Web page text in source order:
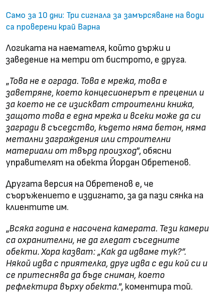
Само за 10 дни: Три сигнала за замърсяване на води
са проверени край Варна
Логиката на наемателя, който държи и
заведение на метри от бистрото, е друга.
„Това не е ограда. Това е мрежа, това е
заветряне, което концесионерът е преценил и
за което не се изискват строителни книжа,
защото това е една мрежа и всеки може да си
загради в съседство, където няма бетон, няма
метални заграждения или строителни
материали от твърд произход”, обясни
управителят на обекта Йордан Обретенов.
Другата версия на Обретенов е, че
съоръжението е издигнато, за да пази сянка на
клиентите им.
„Всяка година е насочена камерата. Тези камери
са охранителни, не да гледат съседните
обекти. Хора казват: „Как да идваме тук?”.
Някой идва с приятелка, друг идва с еди кой си и
се притеснява да бъде сниман, което
рефлектира върху обекта.”, коментира той.